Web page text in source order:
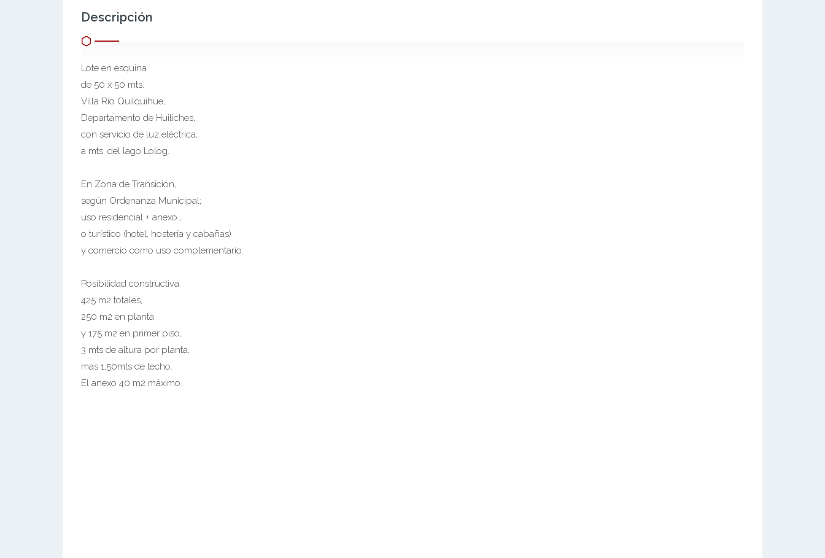
Descripción
Lote en esquina
de 50 x 50 mts.
Villa Rio Quilquihue,
Departamento de Huiliches,
con servicio de luz eléctrica,
a mts. del lago Lolog.
En Zona de Transición,
según Ordenanza Municipal;
uso residencial + anexo ,
o turístico (hotel, hostería y cabañas)
y comercio como uso complementario.
Posibilidad constructiva:
425 m2 totales,
250 m2 en planta
y 175 m2 en primer piso,
3 mts de altura por planta,
mas 1,50mts de techo.
El anexo 40 m2 máximo.